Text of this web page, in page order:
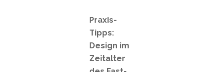
Praxis-
Tipps:
Design im
Zeitalter